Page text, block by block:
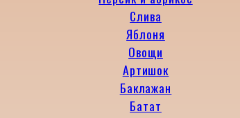
Слива
Яблоня
Овощи
Артишок
Баклажан
Батат